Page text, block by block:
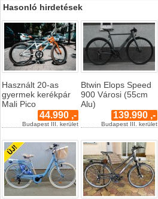
Hasonló hirdetések
Használt 20-as
gyermek kerékpár
Mali Pico
44.990 ,-
Budapest III. kerület
Btwin Elops Speed
900 Városi (55cm
Alu)
139.990 ,-
Budapest III. kerület